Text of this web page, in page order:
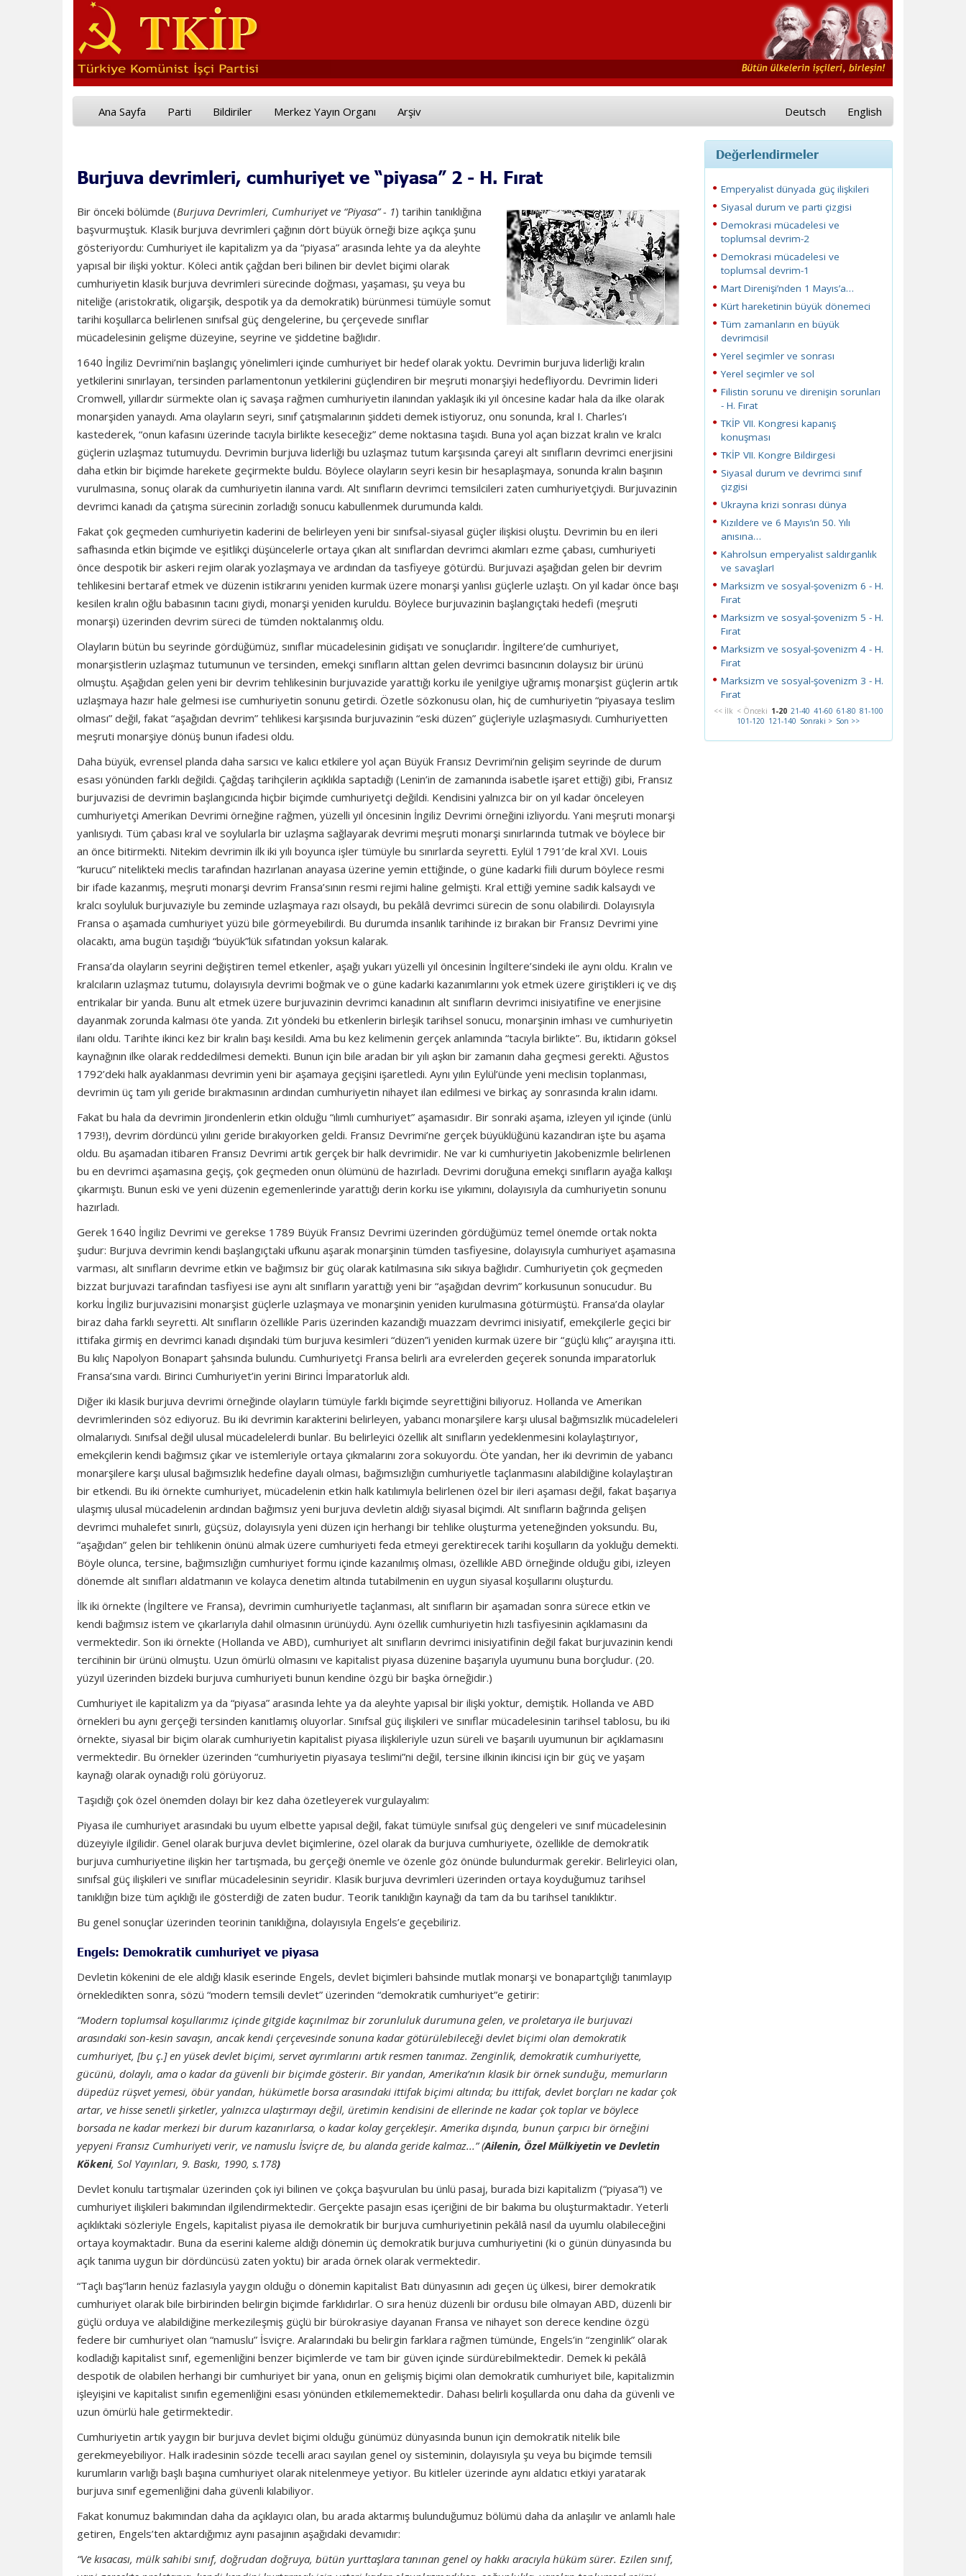
Ana Sayfa Parti Bildiriler Merkez Yayın Organı Arşiv Deutsch English
Burjuva devrimleri, cumhuriyet ve “piyasa” 2 - H. Fırat
Bir önceki bölümde (Burjuva Devrimleri, Cumhuriyet ve “Piyasa” - 1) tarihin tanıklığına
başvurmuştuk. Klasik burjuva devrimleri çağının dört büyük örneği bize açıkça şunu
gösteriyordu: Cumhuriyet ile kapitalizm ya da “piyasa” arasında lehte ya da aleyhte
yapısal bir ilişki yoktur. Köleci antik çağdan beri bilinen bir devlet biçimi olarak
cumhuriyetin klasik burjuva devrimleri sürecinde doğması, yaşaması, şu veya bu
niteliğe (aristokratik, oligarşik, despotik ya da demokratik) bürünmesi tümüyle somut
tarihi koşullarca belirlenen sınıfsal güç dengelerine, bu çerçevede sınıflar
mücadelesinin gelişme düzeyine, seyrine ve şiddetine bağlıdır.
1640 İngiliz Devrimi’nin başlangıç yönelimleri içinde cumhuriyet bir hedef olarak yoktu. Devrimin burjuva liderliği kralın
yetkilerini sınırlayan, tersinden parlamentonun yetkilerini güçlendiren bir meşruti monarşiyi hedefliyordu. Devrimin lideri
Cromwell, yıllardır sürmekte olan iç savaşa rağmen cumhuriyetin ilanından yaklaşık iki yıl öncesine kadar hala da ilke olarak
monarşiden yanaydı. Ama olayların seyri, sınıf çatışmalarının şiddeti demek istiyoruz, onu sonunda, kral I. Charles’ı
kastederek, “onun kafasını üzerinde tacıyla birlikte keseceğiz” deme noktasına taşıdı. Buna yol açan bizzat kralın ve kralcı
güçlerin uzlaşmaz tutumuydu. Devrimin burjuva liderliği bu uzlaşmaz tutum karşısında çareyi alt sınıfların devrimci enerjisini
daha etkin bir biçimde harekete geçirmekte buldu. Böylece olayların seyri kesin bir hesaplaşmaya, sonunda kralın başının
vurulmasına, sonuç olarak da cumhuriyetin ilanına vardı. Alt sınıfların devrimci temsilcileri zaten cumhuriyetçiydi. Burjuvazinin
devrimci kanadı da çatışma sürecinin zorladığı sonucu kabullenmek durumunda kaldı.
Fakat çok geçmeden cumhuriyetin kaderini de belirleyen yeni bir sınıfsal-siyasal güçler ilişkisi oluştu. Devrimin bu en ileri
safhasında etkin biçimde ve eşitlikçi düşüncelerle ortaya çıkan alt sınıflardan devrimci akımları ezme çabası, cumhuriyeti
önce despotik bir askeri rejim olarak yozlaşmaya ve ardından da tasfiyeye götürdü. Burjuvazi aşağıdan gelen bir devrim
tehlikesini bertaraf etmek ve düzenin istikrarını yeniden kurmak üzere monarşi yanlısı güçlerle uzlaştı. On yıl kadar önce başı
kesilen kralın oğlu babasının tacını giydi, monarşi yeniden kuruldu. Böylece burjuvazinin başlangıçtaki hedefi (meşruti
monarşi) üzerinden devrim süreci de tümden noktalanmış oldu.
Olayların bütün bu seyrinde gördüğümüz, sınıflar mücadelesinin gidişatı ve sonuçlarıdır. İngiltere’de cumhuriyet,
monarşistlerin uzlaşmaz tutumunun ve tersinden, emekçi sınıfların alttan gelen devrimci basıncının dolaysız bir ürünü
olmuştu. Aşağıdan gelen yeni bir devrim tehlikesinin burjuvazide yarattığı korku ile yenilgiye uğramış monarşist güçlerin artık
uzlaşmaya hazır hale gelmesi ise cumhuriyetin sonunu getirdi. Özetle sözkonusu olan, hiç de cumhuriyetin “piyasaya teslim
olması” değil, fakat “aşağıdan devrim” tehlikesi karşısında burjuvazinin “eski düzen” güçleriyle uzlaşmasıydı. Cumhuriyetten
meşruti monarşiye dönüş bunun ifadesi oldu.
Daha büyük, evrensel planda daha sarsıcı ve kalıcı etkilere yol açan Büyük Fransız Devrimi’nin gelişim seyrinde de durum
esası yönünden farklı değildi. Çağdaş tarihçilerin açıklıkla saptadığı (Lenin’in de zamanında isabetle işaret ettiği) gibi, Fransız
burjuvazisi de devrimin başlangıcında hiçbir biçimde cumhuriyetçi değildi. Kendisini yalnızca bir on yıl kadar önceleyen
cumhuriyetçi Amerikan Devrimi örneğine rağmen, yüzelli yıl öncesinin İngiliz Devrimi örneğini izliyordu. Yani meşruti monarşi
yanlısıydı. Tüm çabası kral ve soylularla bir uzlaşma sağlayarak devrimi meşruti monarşi sınırlarında tutmak ve böylece bir
an önce bitirmekti. Nitekim devrimin ilk iki yılı boyunca işler tümüyle bu sınırlarda seyretti. Eylül 1791’de kral XVI. Louis
“kurucu” nitelikteki meclis tarafından hazırlanan anayasa üzerine yemin ettiğinde, o güne kadarki fiili durum böylece resmi
bir ifade kazanmış, meşruti monarşi devrim Fransa’sının resmi rejimi haline gelmişti. Kral ettiği yemine sadık kalsaydı ve
kralcı soyluluk burjuvaziyle bu zeminde uzlaşmaya razı olsaydı, bu pekâlâ devrimci sürecin de sonu olabilirdi. Dolayısıyla
Fransa o aşamada cumhuriyet yüzü bile görmeyebilirdi. Bu durumda insanlık tarihinde iz bırakan bir Fransız Devrimi yine
olacaktı, ama bugün taşıdığı “büyük”lük sıfatından yoksun kalarak.
Fransa’da olayların seyrini değiştiren temel etkenler, aşağı yukarı yüzelli yıl öncesinin İngiltere’sindeki ile aynı oldu. Kralın ve
kralcıların uzlaşmaz tutumu, dolayısıyla devrimi boğmak ve o güne kadarki kazanımlarını yok etmek üzere giriştikleri iç ve dış
entrikalar bir yanda. Bunu alt etmek üzere burjuvazinin devrimci kanadının alt sınıfların devrimci inisiyatifine ve enerjisine
dayanmak zorunda kalması öte yanda. Zıt yöndeki bu etkenlerin birleşik tarihsel sonucu, monarşinin imhası ve cumhuriyetin
ilanı oldu. Tarihte ikinci kez bir kralın başı kesildi. Ama bu kez kelimenin gerçek anlamında “tacıyla birlikte”. Bu, iktidarın göksel
kaynağının ilke olarak reddedilmesi demekti. Bunun için bile aradan bir yılı aşkın bir zamanın daha geçmesi gerekti. Ağustos
1792’deki halk ayaklanması devrimin yeni bir aşamaya geçişini işaretledi. Aynı yılın Eylül’ünde yeni meclisin toplanması,
devrimin üç tam yılı geride bırakmasının ardından cumhuriyetin nihayet ilan edilmesi ve birkaç ay sonrasında kralın idamı.
Fakat bu hala da devrimin Jirondenlerin etkin olduğu “ılımlı cumhuriyet” aşamasıdır. Bir sonraki aşama, izleyen yıl içinde (ünlü
1793!), devrim dördüncü yılını geride bırakıyorken geldi. Fransız Devrimi’ne gerçek büyüklüğünü kazandıran işte bu aşama
oldu. Bu aşamadan itibaren Fransız Devrimi artık gerçek bir halk devrimidir. Ne var ki cumhuriyetin Jakobenizmle belirlenen
bu en devrimci aşamasına geçiş, çok geçmeden onun ölümünü de hazırladı. Devrimi doruğuna emekçi sınıfların ayağa kalkışı
çıkarmıştı. Bunun eski ve yeni düzenin egemenlerinde yarattığı derin korku ise yıkımını, dolayısıyla da cumhuriyetin sonunu
hazırladı.
Gerek 1640 İngiliz Devrimi ve gerekse 1789 Büyük Fransız Devrimi üzerinden gördüğümüz temel önemde ortak nokta
şudur: Burjuva devrimin kendi başlangıçtaki ufkunu aşarak monarşinin tümden tasfiyesine, dolayısıyla cumhuriyet aşamasına
varması, alt sınıfların devrime etkin ve bağımsız bir güç olarak katılmasına sıkı sıkıya bağlıdır. Cumhuriyetin çok geçmeden
bizzat burjuvazi tarafından tasfiyesi ise aynı alt sınıfların yarattığı yeni bir “aşağıdan devrim” korkusunun sonucudur. Bu
korku İngiliz burjuvazisini monarşist güçlerle uzlaşmaya ve monarşinin yeniden kurulmasına götürmüştü. Fransa’da olaylar
biraz daha farklı seyretti. Alt sınıfların özellikle Paris üzerinden kazandığı muazzam devrimci inisiyatif, emekçilerle geçici bir
ittifaka girmiş en devrimci kanadı dışındaki tüm burjuva kesimleri “düzen”i yeniden kurmak üzere bir “güçlü kılıç” arayışına itti.
Bu kılıç Napolyon Bonapart şahsında bulundu. Cumhuriyetçi Fransa belirli ara evrelerden geçerek sonunda imparatorluk
Fransa’sına vardı. Birinci Cumhuriyet’in yerini Birinci İmparatorluk aldı.
Diğer iki klasik burjuva devrimi örneğinde olayların tümüyle farklı biçimde seyrettiğini biliyoruz. Hollanda ve Amerikan
devrimlerinden söz ediyoruz. Bu iki devrimin karakterini belirleyen, yabancı monarşilere karşı ulusal bağımsızlık mücadeleleri
olmalarıydı. Sınıfsal değil ulusal mücadelelerdi bunlar. Bu belirleyici özellik alt sınıfların yedeklenmesini kolaylaştırıyor,
emekçilerin kendi bağımsız çıkar ve istemleriyle ortaya çıkmalarını zora sokuyordu. Öte yandan, her iki devrimin de yabancı
monarşilere karşı ulusal bağımsızlık hedefine dayalı olması, bağımsızlığın cumhuriyetle taçlanmasını alabildiğine kolaylaştıran
bir etkendi. Bu iki örnekte cumhuriyet, mücadelenin etkin halk katılımıyla belirlenen özel bir ileri aşaması değil, fakat başarıya
ulaşmış ulusal mücadelenin ardından bağımsız yeni burjuva devletin aldığı siyasal biçimdi. Alt sınıfların bağrında gelişen
devrimci muhalefet sınırlı, güçsüz, dolayısıyla yeni düzen için herhangi bir tehlike oluşturma yeteneğinden yoksundu. Bu,
“aşağıdan” gelen bir tehlikenin önünü almak üzere cumhuriyeti feda etmeyi gerektirecek tarihi koşulların da yokluğu demekti.
Böyle olunca, tersine, bağımsızlığın cumhuriyet formu içinde kazanılmış olması, özellikle ABD örneğinde olduğu gibi, izleyen
dönemde alt sınıfları aldatmanın ve kolayca denetim altında tutabilmenin en uygun siyasal koşullarını oluşturdu.
İlk iki örnekte (İngiltere ve Fransa), devrimin cumhuriyetle taçlanması, alt sınıfların bir aşamadan sonra sürece etkin ve
kendi bağımsız istem ve çıkarlarıyla dahil olmasının ürünüydü. Aynı özellik cumhuriyetin hızlı tasfiyesinin açıklamasını da
vermektedir. Son iki örnekte (Hollanda ve ABD), cumhuriyet alt sınıfların devrimci inisiyatifinin değil fakat burjuvazinin kendi
tercihinin bir ürünü olmuştu. Uzun ömürlü olmasını ve kapitalist piyasa düzenine başarıyla uyumunu buna borçludur. (20.
yüzyıl üzerinden bizdeki burjuva cumhuriyeti bunun kendine özgü bir başka örneğidir.)
Cumhuriyet ile kapitalizm ya da “piyasa” arasında lehte ya da aleyhte yapısal bir ilişki yoktur, demiştik. Hollanda ve ABD
örnekleri bu aynı gerçeği tersinden kanıtlamış oluyorlar. Sınıfsal güç ilişkileri ve sınıflar mücadelesinin tarihsel tablosu, bu iki
örnekte, siyasal bir biçim olarak cumhuriyetin kapitalist piyasa ilişkileriyle uzun süreli ve başarılı uyumunun bir açıklamasını
vermektedir. Bu örnekler üzerinden “cumhuriyetin piyasaya teslimi”ni değil, tersine ilkinin ikincisi için bir güç ve yaşam
kaynağı olarak oynadığı rolü görüyoruz.
Taşıdığı çok özel önemden dolayı bir kez daha özetleyerek vurgulayalım:
Piyasa ile cumhuriyet arasındaki bu uyum elbette yapısal değil, fakat tümüyle sınıfsal güç dengeleri ve sınıf mücadelesinin
düzeyiyle ilgilidir. Genel olarak burjuva devlet biçimlerine, özel olarak da burjuva cumhuriyete, özellikle de demokratik
burjuva cumhuriyetine ilişkin her tartışmada, bu gerçeği önemle ve özenle göz önünde bulundurmak gerekir. Belirleyici olan,
sınıfsal güç ilişkileri ve sınıflar mücadelesinin seyridir. Klasik burjuva devrimleri üzerinden ortaya koyduğumuz tarihsel
tanıklığın bize tüm açıklığı ile gösterdiği de zaten budur. Teorik tanıklığın kaynağı da tam da bu tarihsel tanıklıktır.
Bu genel sonuçlar üzerinden teorinin tanıklığına, dolayısıyla Engels’e geçebiliriz.
Engels: Demokratik cumhuriyet ve piyasa
Devletin kökenini de ele aldığı klasik eserinde Engels, devlet biçimleri bahsinde mutlak monarşi ve bonapartçılığı tanımlayıp
örnekledikten sonra, sözü “modern temsili devlet” üzerinden “demokratik cumhuriyet”e getirir:
“Modern toplumsal koşullarımız içinde gitgide kaçınılmaz bir zorunluluk durumuna gelen, ve proletarya ile burjuvazi
arasındaki son-kesin savaşın, ancak kendi çerçevesinde sonuna kadar götürülebileceği devlet biçimi olan demokratik
cumhuriyet, [bu ç.] en yüsek devlet biçimi, servet ayrımlarını artık resmen tanımaz. Zenginlik, demokratik cumhuriyette,
gücünü, dolaylı, ama o kadar da güvenli bir biçimde gösterir. Bir yandan, Amerika’nın klasik bir örnek sunduğu, memurların
düpedüz rüşvet yemesi, öbür yandan, hükümetle borsa arasındaki ittifak biçimi altında; bu ittifak, devlet borçları ne kadar çok
artar, ve hisse senetli şirketler, yalnızca ulaştırmayı değil, üretimin kendisini de ellerinde ne kadar çok toplar ve böylece
borsada ne kadar merkezi bir durum kazanırlarsa, o kadar kolay gerçekleşir. Amerika dışında, bunun çarpıcı bir örneğini
yepyeni Fransız Cumhuriyeti verir, ve namuslu İsviçre de, bu alanda geride kalmaz...” (Ailenin, Özel Mülkiyetin ve Devletin
Kökeni, Sol Yayınları, 9. Baskı, 1990, s.178)
Devlet konulu tartışmalar üzerinden çok iyi bilinen ve çokça başvurulan bu ünlü pasaj, burada bizi kapitalizm (“piyasa”!) ve
cumhuriyet ilişkileri bakımından ilgilendirmektedir. Gerçekte pasajın esas içeriğini de bir bakıma bu oluşturmaktadır. Yeterli
açıklıktaki sözleriyle Engels, kapitalist piyasa ile demokratik bir burjuva cumhuriyetinin pekâlâ nasıl da uyumlu olabileceğini
ortaya koymaktadır. Buna da eserini kaleme aldığı dönemin üç demokratik burjuva cumhuriyetini (ki o günün dünyasında bu
açık tanıma uygun bir dördüncüsü zaten yoktu) bir arada örnek olarak vermektedir.
“Taçlı baş”ların henüz fazlasıyla yaygın olduğu o dönemin kapitalist Batı dünyasının adı geçen üç ülkesi, birer demokratik
cumhuriyet olarak bile birbirinden belirgin biçimde farklıdırlar. O sıra henüz düzenli bir ordusu bile olmayan ABD, düzenli bir
güçlü orduya ve alabildiğine merkezileşmiş güçlü bir bürokrasiye dayanan Fransa ve nihayet son derece kendine özgü
federe bir cumhuriyet olan “namuslu” İsviçre. Aralarındaki bu belirgin farklara rağmen tümünde, Engels’in “zenginlik” olarak
kodladığı kapitalist sınıf, egemenliğini benzer biçimlerde ve tam bir güven içinde sürdürebilmektedir. Demek ki pekâlâ
despotik de olabilen herhangi bir cumhuriyet bir yana, onun en gelişmiş biçimi olan demokratik cumhuriyet bile, kapitalizmin
işleyişini ve kapitalist sınıfın egemenliğini esası yönünden etkilememektedir. Dahası belirli koşullarda onu daha da güvenli ve
uzun ömürlü hale getirmektedir.
Cumhuriyetin artık yaygın bir burjuva devlet biçimi olduğu günümüz dünyasında bunun için demokratik nitelik bile
gerekmeyebiliyor. Halk iradesinin sözde tecelli aracı sayılan genel oy sisteminin, dolayısıyla şu veya bu biçimde temsili
kurumların varlığı başlı başına cumhuriyet olarak nitelenmeye yetiyor. Bu kitleler üzerinde aynı aldatıcı etkiyi yaratarak
burjuva sınıf egemenliğini daha güvenli kılabiliyor.
Fakat konumuz bakımından daha da açıklayıcı olan, bu arada aktarmış bulunduğumuz bölümü daha da anlaşılır ve anlamlı hale
getiren, Engels’ten aktardığımız aynı pasajının aşağıdaki devamıdır:
“Ve kısacası, mülk sahibi sınıf, doğrudan doğruya, bütün yurttaşlara tanınan genel oy hakkı aracıyla hüküm sürer. Ezilen sınıf,
Değerlendirmeler
Emperyalist dünyada güç ilişkileri
Siyasal durum ve parti çizgisi
Demokrasi mücadelesi ve
toplumsal devrim-2
Demokrasi mücadelesi ve
toplumsal devrim-1
Mart Direnişi’nden 1 Mayıs’a…
Kürt hareketinin büyük dönemeci
Tüm zamanların en büyük
devrimcisi!
Yerel seçimler ve sonrası
Yerel seçimler ve sol
Filistin sorunu ve direnişin sorunları
- H. Fırat
TKİP VII. Kongresi kapanış
konuşması
TKİP VII. Kongre Bildirgesi
Siyasal durum ve devrimci sınıf
çizgisi
Ukrayna krizi sonrası dünya
Kızıldere ve 6 Mayıs’ın 50. Yılı
anısına…
Kahrolsun emperyalist saldırganlık
ve savaşlar!
Marksizm ve sosyal-şovenizm 6 - H.
Fırat
Marksizm ve sosyal-şovenizm 5 - H.
Fırat
Marksizm ve sosyal-şovenizm 4 - H.
Fırat
Marksizm ve sosyal-şovenizm 3 - H.
Fırat
<< İlk < Önceki 1-20 21-40 41-60 61-80 81-100
101-120 121-140 Sonraki > Son >>